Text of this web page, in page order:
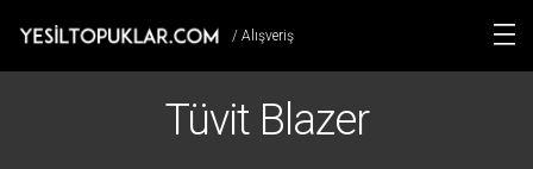
/ Alışveriş
Tüvit Blazer